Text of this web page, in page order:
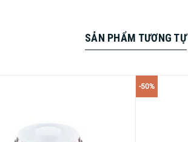
SẢN PHẨM TƯƠNG TỰ
-50%